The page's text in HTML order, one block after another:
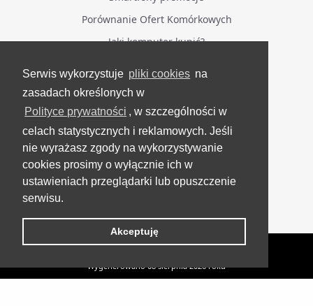
Serwis wykorzystuje pliki cookies na
zasadach określonych w
Polityce prywatności , w szczególności w
celach statystycznych i reklamowych. Jeśli
nie wyrażasz zgody na wykorzystywanie
cookies prosimy o wyłącznie ich w
ustawieniach przeglądarki lub opuszczenie
serwisu.
Akceptuję
Porównanie Ofert Komórkowych
Jaki komputer kupić?
BĄDŹ NA BIEŻĄCO
Facebook
Grupa Testerzy Videotestów
YouTube
Twitter
VideoTesty.pl Wszelkie prawa zastrzeżone
Wygenerowano 08 sierpnia 2026 roku